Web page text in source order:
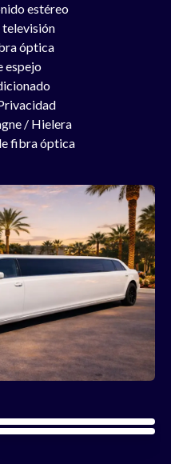
estéreo
televisión
óptica
espejo
/ Hielera
fibra óptica